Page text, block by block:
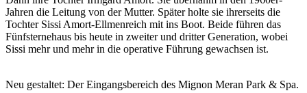
Jahren die Leitung von der Mutter. Später holte sie ihrerseits die
Tochter Sissi Amort-Ellmenreich mit ins Boot. Beide führen das
Fünfsternehaus bis heute in zweiter und dritter Generation, wobei
Sissi mehr und mehr in die operative Führung gewachsen ist.
Neu gestaltet: Der Eingangsbereich des Mignon Meran Park & Spa.